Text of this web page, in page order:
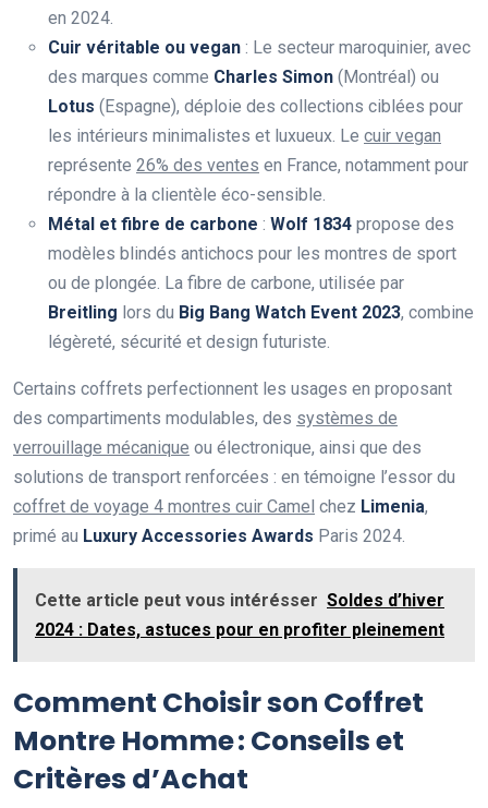
en 2024.
Cuir véritable ou vegan : Le secteur maroquinier, avec
des marques comme Charles Simon (Montréal) ou
Lotus (Espagne), déploie des collections ciblées pour
les intérieurs minimalistes et luxueux. Le cuir vegan
représente 26% des ventes en France, notamment pour
répondre à la clientèle éco-sensible.
Métal et fibre de carbone : Wolf 1834 propose des
modèles blindés antichocs pour les montres de sport
ou de plongée. La fibre de carbone, utilisée par
Breitling lors du Big Bang Watch Event 2023, combine
légèreté, sécurité et design futuriste.
Certains coffrets perfectionnent les usages en proposant
des compartiments modulables, des systèmes de
verrouillage mécanique ou électronique, ainsi que des
solutions de transport renforcées : en témoigne l’essor du
coffret de voyage 4 montres cuir Camel chez Limenia,
primé au Luxury Accessories Awards Paris 2024.
Cette article peut vous intérésser Soldes d’hiver
2024 : Dates, astuces pour en profiter pleinement
Comment Choisir son Coffret
Montre Homme : Conseils et
Critères d’Achat